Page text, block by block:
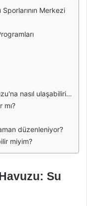
Merkezi
nasıl ulaşabilirim?
mı?
düzenleniyor?
miyim?
Su